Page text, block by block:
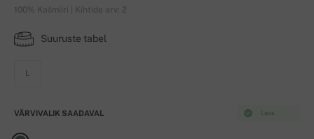
100% Kašmiiri | Kihtide arv: 2
Suuruste tabel
L
Laos
VÄRVIVALIK SAADAVAL